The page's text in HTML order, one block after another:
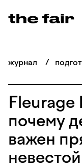
журнал /
почему
важен
невестой